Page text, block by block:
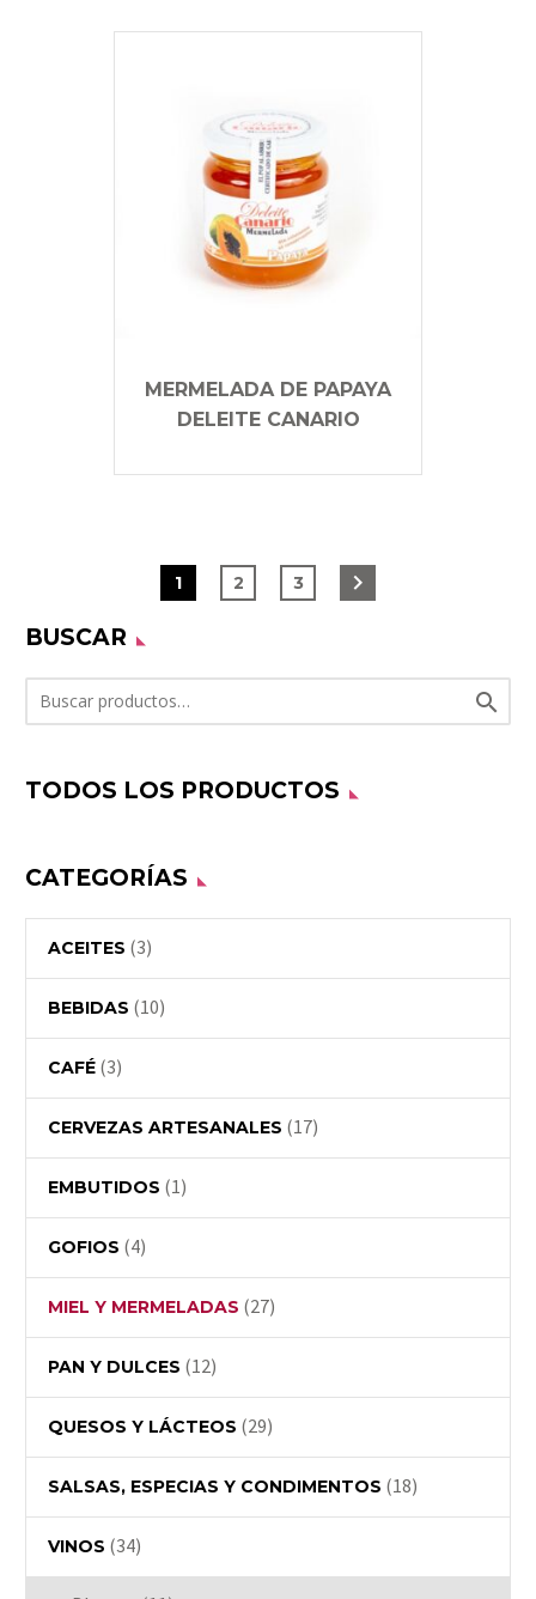
MERMELADA DE PAPAYA
DELEITE CANARIO
1 2 3
BUSCAR

TODOS LOS PRODUCTOS
CATEGORÍAS
ACEITES (3)
BEBIDAS (10)
CAFÉ (3)
CERVEZAS ARTESANALES (17)
EMBUTIDOS (1)
GOFIOS (4)
MIEL Y MERMELADAS (27)
PAN Y DULCES (12)
QUESOS Y LÁCTEOS (29)
SALSAS, ESPECIAS Y CONDIMENTOS (18)
VINOS (34)